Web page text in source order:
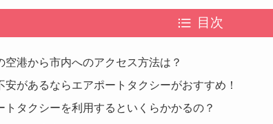
目次
空港から市内へのアクセス方法は？
安があるならエアポートタクシーがおすすめ！
トタクシーを利用するといくらかかるの？